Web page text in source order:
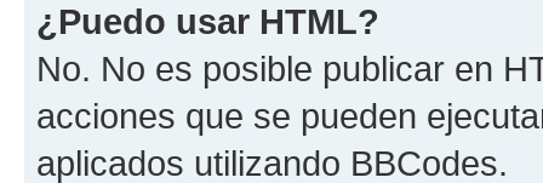
¿Puedo usar HTML?
No. No es posible publicar en
acciones que se pueden
aplicados utilizando BBCodes.